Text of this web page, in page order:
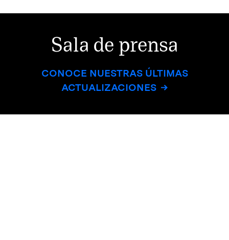
Sala de prensa
CONOCE NUESTRAS ÚLTIMAS
ACTUALIZACIONES